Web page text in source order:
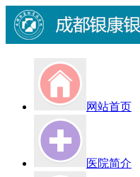
网站首页
医院简介